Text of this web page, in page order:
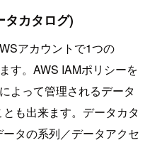
カタログ)
アカウントで1つの
す。AWS IAMポリシーを
よって管理されるデータ
も出来ます。データカタ
タの系列／データアクセ